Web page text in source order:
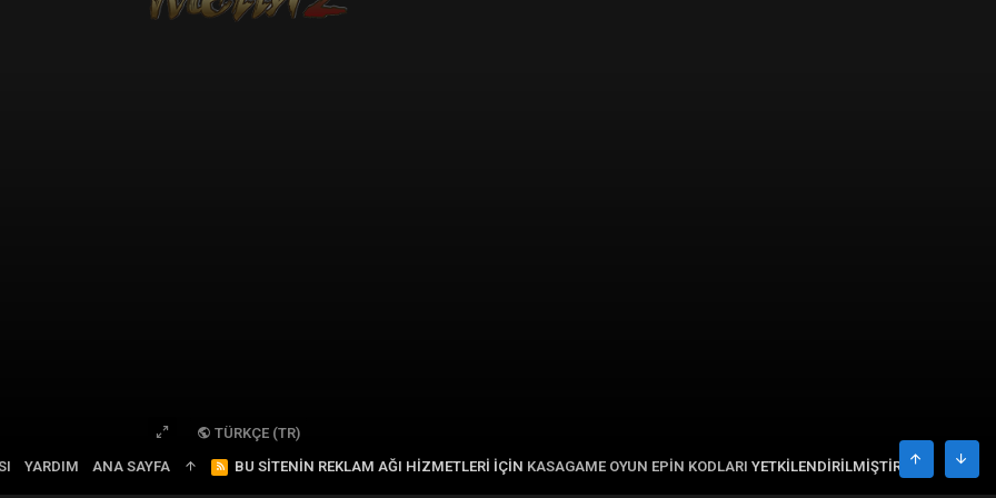
TÜRKÇE (TR)
YARDIM ANA SAYFA
R
S
BU SITENIN REKLAM AĞI HIZMETLERI IÇIN KASAGAME OYUN EPIN KODLARI YETKILENDIRILMIŞTIR. ÜST ALT